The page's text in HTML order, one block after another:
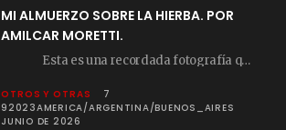
MI ALMUERZO SOBRE LA HIERBA. POR
AMILCAR MORETTI.
Esta es una recordada fotografía que registré…
OTROS Y OTRAS
7
92023AMERICA/ARGENTINA/BUENOS_AIRES
JUNIO DE 2026